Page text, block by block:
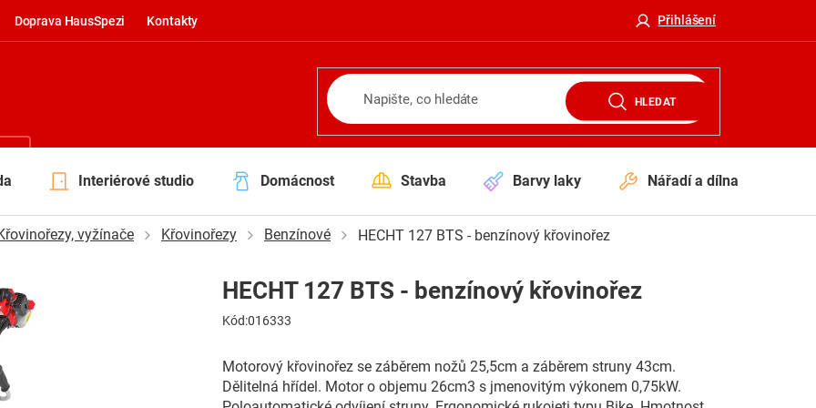
Doprava HausSpezi Kontakty Přihlášení
HLEDAT
Interiérové studio Domácnost Stavba Barvy laky Nářadí a dílna
vyžínače Křovinořezy Benzínové HECHT 127 BTS - benzínový křovinořez
Motorový křovinořez se záběrem nožů 25,5cm a záběrem struny 43cm.
Dělitelná hřídel. Motor o objemu 26cm3 s jmenovitým výkonem 0,75kW.
HECHT 127 BTS - benzínový křovinořez
Kód:016333